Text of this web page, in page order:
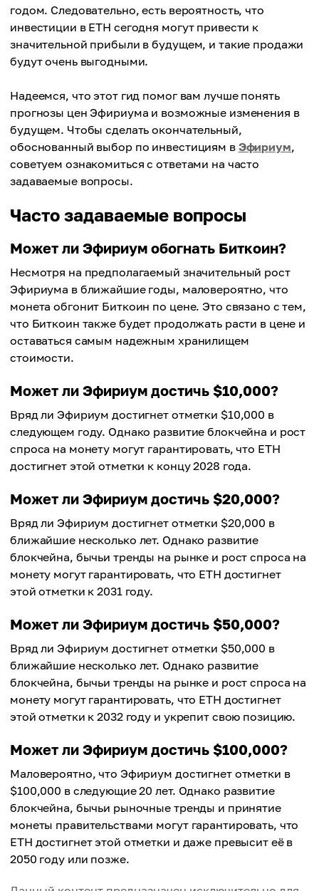
Средняя цена
$143,697
годом. Следовательно, есть вероятность, что
инвестиции в ETH сегодня могут привести к
значительной прибыли в будущем, и такие продажи
будут очень выгодными.
Надеемся, что этот гид помог вам лучше понять
прогнозы цен Эфириума и возможные изменения в
будущем. Чтобы сделать окончательный,
обоснованный выбор по инвестициям в Эфириум,
советуем ознакомиться с ответами на часто
задаваемые вопросы.
Часто задаваемые вопросы
Может ли Эфириум обогнать Биткоин?
Несмотря на предполагаемый значительный рост
Эфириума в ближайшие годы, маловероятно, что
монета обгонит Биткоин по цене. Это связано с тем,
что Биткоин также будет продолжать расти в цене и
оставаться самым надежным хранилищем
стоимости.
Может ли Эфириум достичь $10,000?
Вряд ли Эфириум достигнет отметки $10,000 в
следующем году. Однако развитие блокчейна и рост
спроса на монету могут гарантировать, что ETH
достигнет этой отметки к концу 2028 года.
Может ли Эфириум достичь $20,000?
Вряд ли Эфириум достигнет отметки $20,000 в
ближайшие несколько лет. Однако развитие
блокчейна, бычьи тренды на рынке и рост спроса на
монету могут гарантировать, что ETH достигнет
этой отметки к 2031 году.
Может ли Эфириум достичь $50,000?
Вряд ли Эфириум достигнет отметки $50,000 в
ближайшие несколько лет. Однако развитие
блокчейна, бычьи тренды на рынке и рост спроса на
монету могут гарантировать, что ETH достигнет
этой отметки к 2032 году и укрепит свою позицию.
Может ли Эфириум достичь $100,000?
Маловероятно, что Эфириум достигнет отметки в
$100,000 в следующие 20 лет. Однако развитие
блокчейна, бычьи рыночные тренды и принятие
монеты правительствами могут гарантировать, что
ETH достигнет этой отметки и даже превысит её в
2050 году или позже.